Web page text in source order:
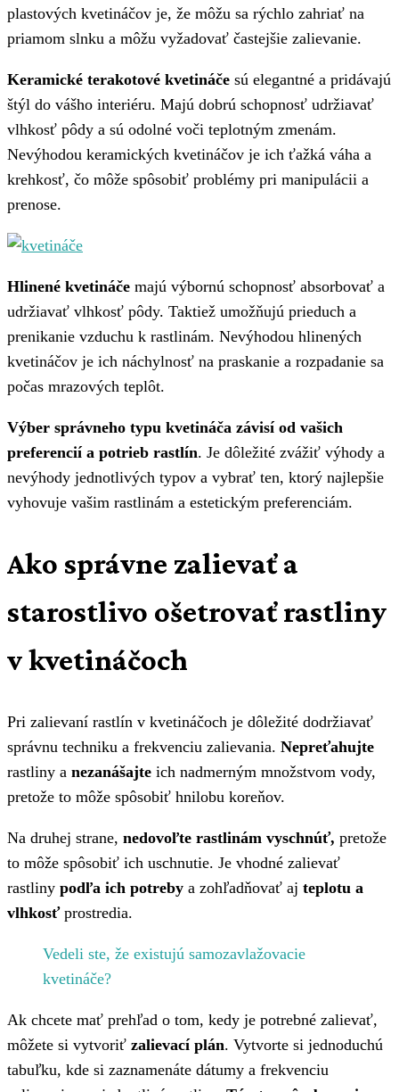
plastových kvetináčov je, že môžu sa rýchlo zahriať na
priamom slnku a môžu vyžadovať častejšie zalievanie.
Keramické terakotové kvetináče sú elegantné a pridávajú
štýl do vášho interiéru. Majú dobrú schopnosť udržiavať
vlhkosť pôdy a sú odolné voči teplotným zmenám.
Nevýhodou keramických kvetináčov je ich ťažká váha a
krehkosť, čo môže spôsobiť problémy pri manipulácii a
prenose.
Hlinené kvetináče majú výbornú schopnosť absorbovať a
udržiavať vlhkosť pôdy. Taktiež umožňujú prieduch a
prenikanie vzduchu k rastlinám. Nevýhodou hlinených
kvetináčov je ich náchylnosť na praskanie a rozpadanie sa
počas mrazových teplôt.
Výber správneho typu kvetináča závisí od vašich
preferencií a potrieb rastlín. Je dôležité zvážiť výhody a
nevýhody jednotlivých typov a vybrať ten, ktorý najlepšie
vyhovuje vašim rastlinám a estetickým preferenciám.
Ako správne zalievať a
starostlivo ošetrovať rastliny
v kvetináčoch
Pri zalievaní rastlín v kvetináčoch je dôležité dodržiavať
správnu techniku a frekvenciu zalievania. Nepreťahujte
rastliny a nezanášajte ich nadmerným množstvom vody,
pretože to môže spôsobiť hnilobu koreňov.
Na druhej strane, nedovoľte rastlinám vyschnúť, pretože
to môže spôsobiť ich uschnutie. Je vhodné zalievať
rastliny podľa ich potreby a zohľadňovať aj teplotu a
vlhkosťprostredia.
Vedeli ste, že existujú samozavlažovacie
kvetináče?
Ak chcete mať prehľad o tom, kedy je potrebné zalievať,
môžete si vytvoriť zalievací plán. Vytvorte si jednoduchú
tabuľku, kde si zaznamenáte dátumy a frekvenciu